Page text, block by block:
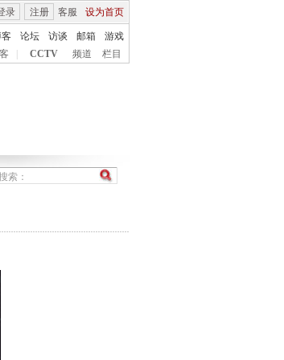
客服 设为首页
录 注册
论坛 访谈 邮箱
游戏
CCTV 频道 栏目